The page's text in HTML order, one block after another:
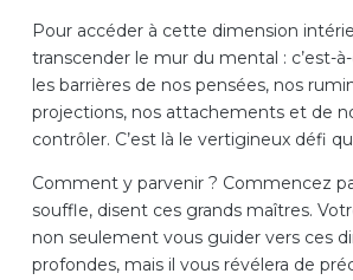
Pour accéder à cette dimension
transcender le mur du mental : c’est-
les barrières de nos pensées, nos
projections, nos attachements et de
contrôler. C’est là le vertigineux défi
Comment y parvenir ? Commencez
souffle, disent ces grands maîtres.
non seulement vous guider vers ces
profondes, mais il vous révélera de